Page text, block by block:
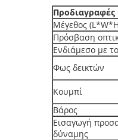
Προδιαγραφές
Μέγεθος
Πρόσβαση
Ενδιάμεσο με
Φως δεικτών
Κουμπί
Βάρος
Εισαγωγή
δύναμης